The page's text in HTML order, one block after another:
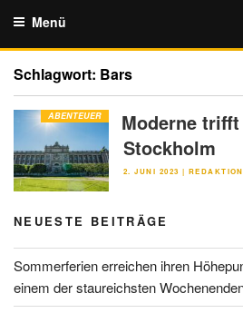
Inhalt
springen
Menü
Schlagwort: Bars
ABENTEUER
Moderne
Stockholm
VERÖFFENTLICHT
2. JUNI 2023 |
NEUESTE BEITRÄGE
Sommerferien erreichen ihren
einem der staureichsten